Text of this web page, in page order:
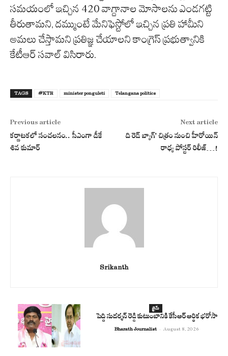
సమయంలో ఇచ్చిన 420 వాగ్దానాల మోసాలను ఎండగట్టి
తీరుతామని, దమ్ముంటే మేనిఫెస్టోలో ఇచ్చిన ప్రతి హామీని
అమలు చేస్తామని ప్రతిజ్ఞ చేయాలని కాంగ్రెస్ ప్రభుత్వానికి
కేటీఆర్ సవాల్ విసిరారు.
TAGS #KTR minister ponguleti Telangana politics
Previous article
కర్ణాటకలో సంచలనం.. సీఎంగా డీకే
శివ కుమార్
Next article
ది రెడ్ బ్యాగ్’ చిత్రం నుంచి హీరోయిన్
రాధ్య పోస్టర్ రిలీజ్…!
Srikanth
క్రైమ్
పెద్ది సుదర్శన్ రెడ్డి కుటుంబానికి కేసీఆర్ ఆర్థిక భరోసా
Bharath Journalist - August 8, 2026